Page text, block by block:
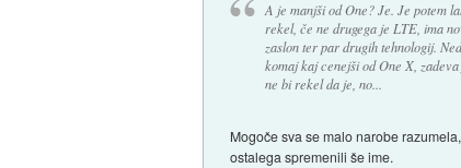
A je manjši od One? Je. Je potem
rekel, če ne drugega je LTE, ima
zaslon ter par drugih tehnologij.
komaj kaj cenejši od One X,
ne bi rekel da je, no...
Mogoče sva se malo narobe
ostalega spremenili še ime.